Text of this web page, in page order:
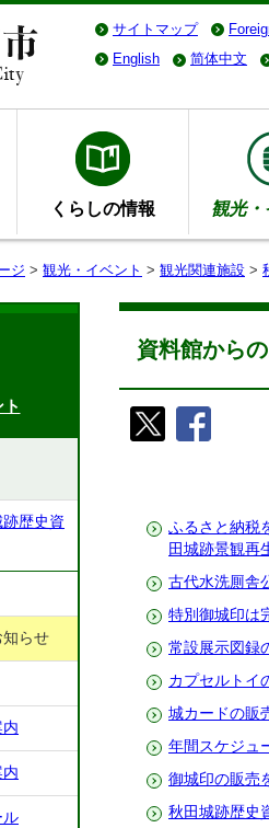
サイトマップ
English
简体中文
くらしの情報 観光
ジ > 観光・イベント > 観光関連施設 >
資料館から
ふるさと納税
田城跡景観再
古代水洗厠舎
特別御城印は
常設展示図録
カプセルトイ
城カードの販
年間スケジュ
御城印の販売
秋田城跡歴史
歴史資
知らせ
内
ル